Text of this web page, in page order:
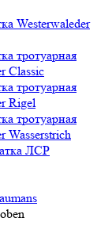
Westerwaleder
тротуарная
Classic
тротуарная
Rigel
тротуарная
Wasserstrich
ЛСР